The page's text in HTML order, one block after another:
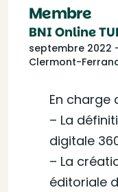
Membre
BNI Online
septembre 2022
Clermont-
En charge
– La
digitale
– La
éditoriale